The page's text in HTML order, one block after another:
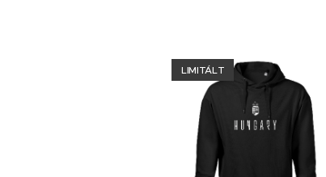
LIMITÁLT